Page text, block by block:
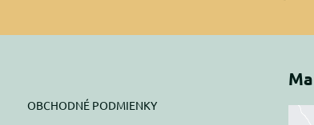
OBCHODNÉ PODMIENKY